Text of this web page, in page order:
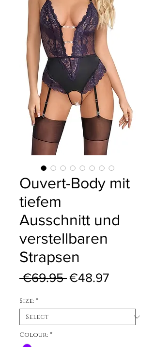
Ouvert-Body mit
tiefem
Ausschnitt und
verstellbaren
Strapsen
€69.95 Regular Price
€48.97Sale
Size: *
Colour: *